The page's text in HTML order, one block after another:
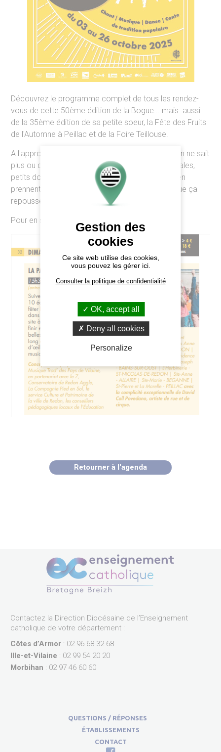
Découvrez le programme complet de tous les rendez-
vous de cette 50ème édition de la Bogue... mais aussi
de la 35ème édition de sa petite soeur, la Fête des Fruits
de l'Automne à Peillac et de la Foire Teillouse.
A l'approche de l'automne, en Pays de Redon... on ne sait
plus ou donner de la fête ! Semelles, cordes vocales,
petits doigts, zygomatiques, hanches et anches en
prennent un coup ! Mais rien de grave... il paraît que ça
repousse ! Régalez-vous et amusez-vous !
Pour en savoir plus sur la programmation
Retourner à l'agenda
Contactez la Direction Diocésaine de l’Enseignement
catholique de votre département :
Côtes d’Armor : 02 96 68 32 68
Ille-et-Vilaine : 02 99 54 20 20
Morbihan : 02 97 46 60 60
QUESTIONS / RÉPONSES
ÉTABLISSEMENTS
CONTACT
Gestion des
cookies
Ce site web utilise des cookies,
vous pouvez les gérer ici.
Consulter la politique de confidentialité
OK, accept all
Deny all cookies
Personalize